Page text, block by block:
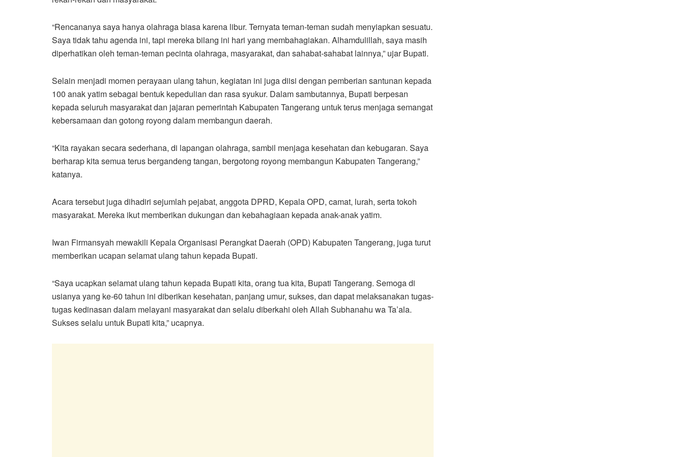
“Rencananya saya hanya olahraga biasa karena libur. Ternyata teman-teman sudah menyiapkan sesuatu.
Saya tidak tahu agenda ini, tapi mereka bilang ini hari yang membahagiakan. Alhamdulillah, saya masih
diperhatikan oleh teman-teman pecinta olahraga, masyarakat, dan sahabat-sahabat lainnya,” ujar Bupati.
Selain menjadi momen perayaan ulang tahun, kegiatan ini juga diisi dengan pemberian santunan kepada
100 anak yatim sebagai bentuk kepedulian dan rasa syukur. Dalam sambutannya, Bupati berpesan
kepada seluruh masyarakat dan jajaran pemerintah Kabupaten Tangerang untuk terus menjaga semangat
kebersamaan dan gotong royong dalam membangun daerah.
“Kita rayakan secara sederhana, di lapangan olahraga, sambil menjaga kesehatan dan kebugaran. Saya
berharap kita semua terus bergandeng tangan, bergotong royong membangun Kabupaten Tangerang,”
katanya.
Acara tersebut juga dihadiri sejumlah pejabat, anggota DPRD, Kepala OPD, camat, lurah, serta tokoh
masyarakat. Mereka ikut memberikan dukungan dan kebahagiaan kepada anak-anak yatim.
Iwan Firmansyah mewakili Kepala Organisasi Perangkat Daerah (OPD) Kabupaten Tangerang, juga turut
memberikan ucapan selamat ulang tahun kepada Bupati.
“Saya ucapkan selamat ulang tahun kepada Bupati kita, orang tua kita, Bupati Tangerang. Semoga di
usianya yang ke-60 tahun ini diberikan kesehatan, panjang umur, sukses, dan dapat melaksanakan tugas-
tugas kedinasan dalam melayani masyarakat dan selalu diberkahi oleh Allah Subhanahu wa Ta’ala.
Sukses selalu untuk Bupati kita,” ucapnya.